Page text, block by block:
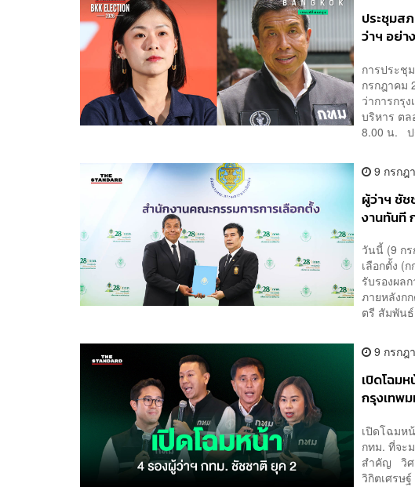
ประชุมส
ว่าฯ อย่า
การประชุ
กรกฎาคม
ว่าการกรุ
บริหาร ตล
8.00 น. ป
9 กรกฎ
ผู้ว่าฯ ชั
งานทันที
วันนี้ (9 ก
เลือกตั้ง (
รับรองผล
ภายหลังก
ตรี สัมพันธ์
9 กรกฎ
เปิดโฉม
กรุงเทพ
เปิดโฉมห
กทม. ที่จะ
สำคัญ วิศ
วิกิตเศร